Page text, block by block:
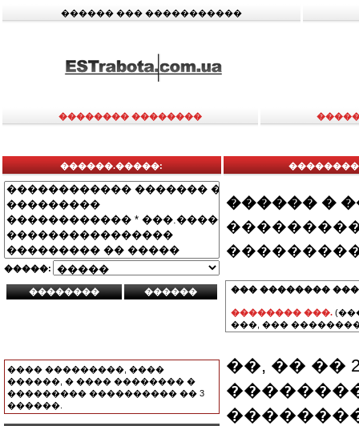
������ ��� �����������
�������� ��������
������.�����:
�����:
���� ���������, ����
������, � ���� �������� �
��������� ���������� �� 3
������.
������ �
��� ��������
�������� ���.
���, ���
��, �� ��